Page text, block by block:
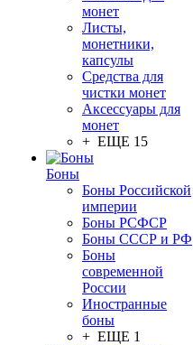
монет
Листы,
монетники,
капсулы
Средства для
чистки монет
Аксессуары для
монет
+ ЕЩЕ 15
Боны
Боны Российской
империи
Боны РСФСР
Боны СССР и РФ
Боны
современной
России
Иностранные
боны
+ ЕЩЕ 1